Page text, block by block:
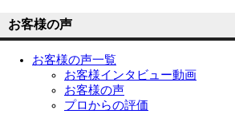
お客様の声
お客様の声一覧
お客様インタビュー動画
お客様の声
プロからの評価